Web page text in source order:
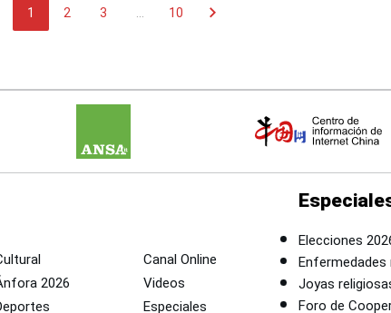
1 2 3 10 chevron_right
2026
Canal Online
Videos
Especiales
Elecciones
Enfermedades
Joyas
Foro de